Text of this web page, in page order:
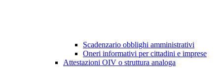
Scadenzario obblighi amministrativi
Oneri informativi per cittadini e imprese
Attestazioni OIV o struttura analoga